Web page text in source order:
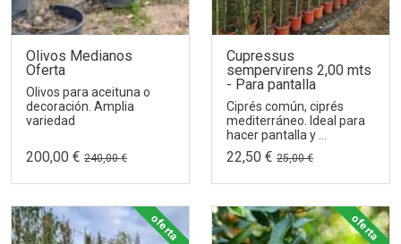
Olivos Medianos
Oferta
Olivos para aceituna o
decoración. Amplia
variedad
200,00 € 240,00 €
Cupressus
sempervirens 2,00 mts
- Para pantalla
Ciprés común, ciprés
mediterráneo. Ideal para
hacer pantalla y ...
22,50 € 25,00 €
oferta oferta